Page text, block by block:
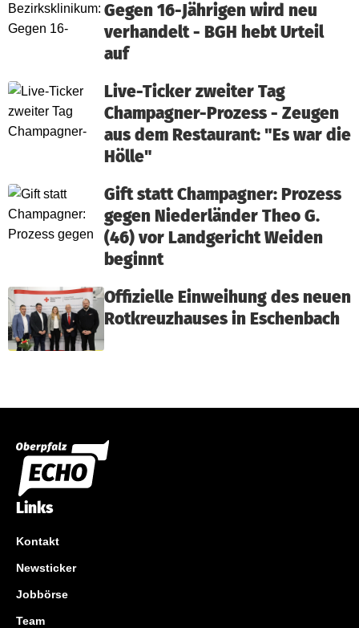
Gegen 16-Jährigen wird neu
verhandelt - BGH hebt Urteil
auf
Live-Ticker zweiter Tag
Champagner-Prozess - Zeugen
aus dem Restaurant: "Es war die
Hölle"
Gift statt Champagner: Prozess
gegen Niederländer Theo G.
(46) vor Landgericht Weiden
beginnt
Offizielle Einweihung des neuen
Rotkreuzhauses in Eschenbach
Links
Kontakt
Newsticker
Jobbörse
Team